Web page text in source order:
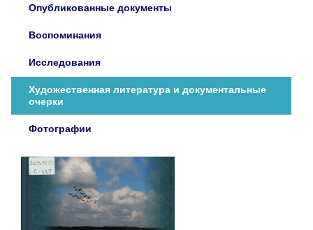
Опубликованные документы
Воспоминания
Исследования
Художественная литература и документальные
очерки
Фотографии